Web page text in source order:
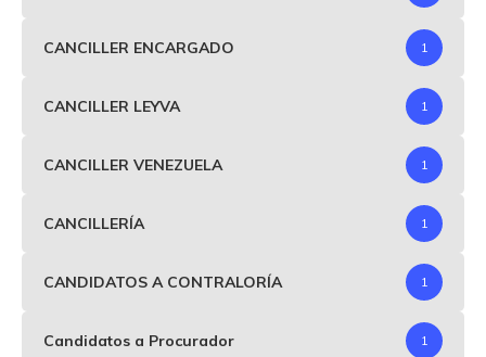
CANCILLER ENCARGADO 1
CANCILLER LEYVA 1
CANCILLER VENEZUELA 1
CANCILLERÍA 1
CANDIDATOS A CONTRALORÍA 1
Candidatos a Procurador 1